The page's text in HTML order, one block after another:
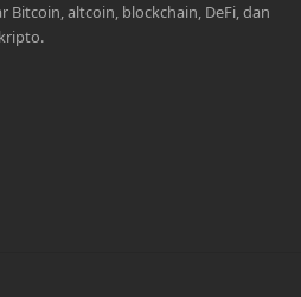
Bitcoin, altcoin, blockchain, DeFi, dan